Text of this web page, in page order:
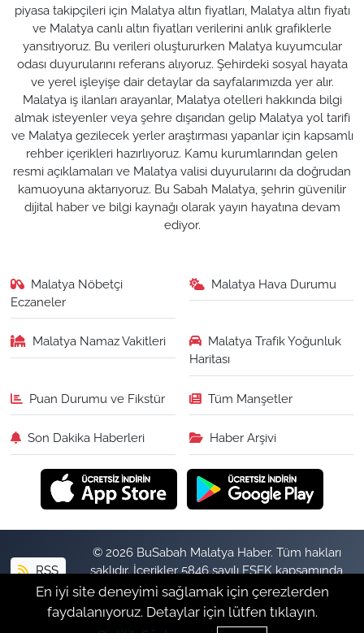
piyasa takipçileri için Malatya altın fiyatları, Malatya altın fiyatı
ve Malatya canlı altın fiyatları verilerini anlık grafiklerle
yansıtıyoruz. Bu verileri oluştururken Malatya kuyumcular
odası duyurularını referans alıyoruz. Şehirdeki sosyal hayata
ve yerel işleyişe dair detaylar da sayfalarımızda yer alır.
Malatya iş ilanları arayanlar, Malatya otelleri hakkında bilgi
almak isteyenler veya şehre dışarıdan gelip Malatya yol tarifi
ve Malatya gezilecek yerler araştırması yapanlar için kapsamlı
rehber içerikleri hazırlıyoruz. Kamu kurumlarından gelen
resmi açıklamaları ve Malatya valisi duyurularını da doğrudan
kamuoyuna aktarıyoruz. Bu Sabah Malatya, şehrin güvenilir
dijital haber ve bilgi kaynağı olarak yayın hayatına devam
ediyor.
Malatya Nöbetçi
Eczaneler
Malatya Hava Durumu
Malatya Namaz Vakitleri
Malatya Trafik Yoğunluk
Haritası
Puan Durumu ve Fikstür Tüm Manşetler
Son Dakika Haberleri Haber Arşivi
RSS
© 2026 BuSabah Malatya Haber. Tüm hakları
saklıdır. İçerikler 5846 sayılı FSEK kapsamında
izinsiz kopyalanamaz.
En iyi site deneyimi sağlamak için çerezlerden
faydalanıyoruz. Detaylar için lütfen tıklayın.